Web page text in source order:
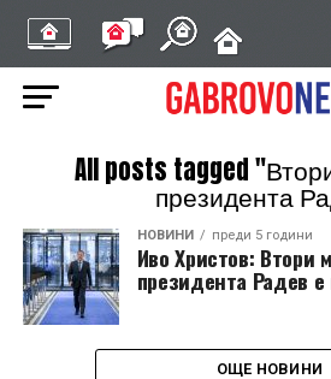
All posts tagged
президента
НОВИНИ преди 5 години
Иво Христов: Втори
президента Радев
ОЩЕ НОВИНИ